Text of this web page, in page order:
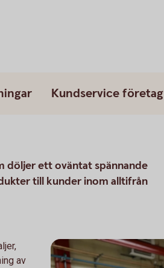
Kundservice företag
döljer ett oväntat spännande
till kunder inom alltifrån
av